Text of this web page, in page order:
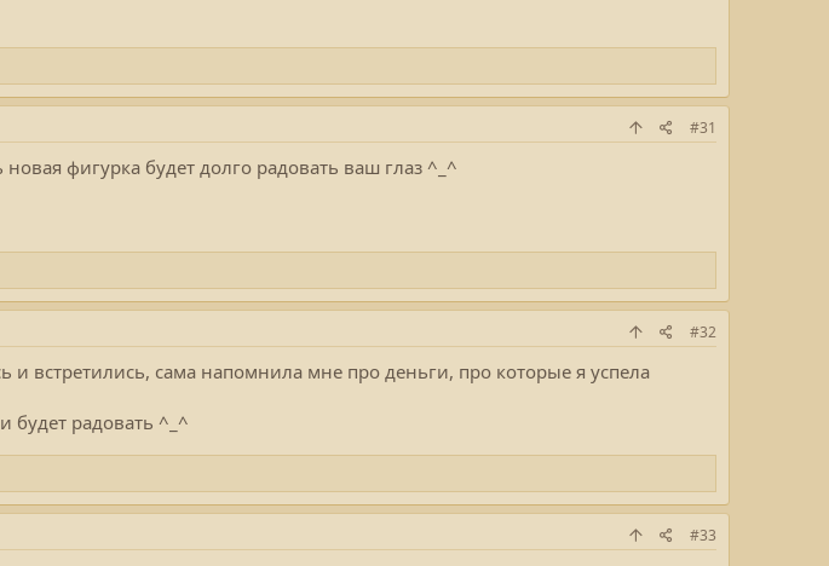
#31
фигурка будет долго радовать ваш глаз ^_^
#32
встретились, сама напомнила мне про деньги, про которые я успела
будет радовать ^_^
#33